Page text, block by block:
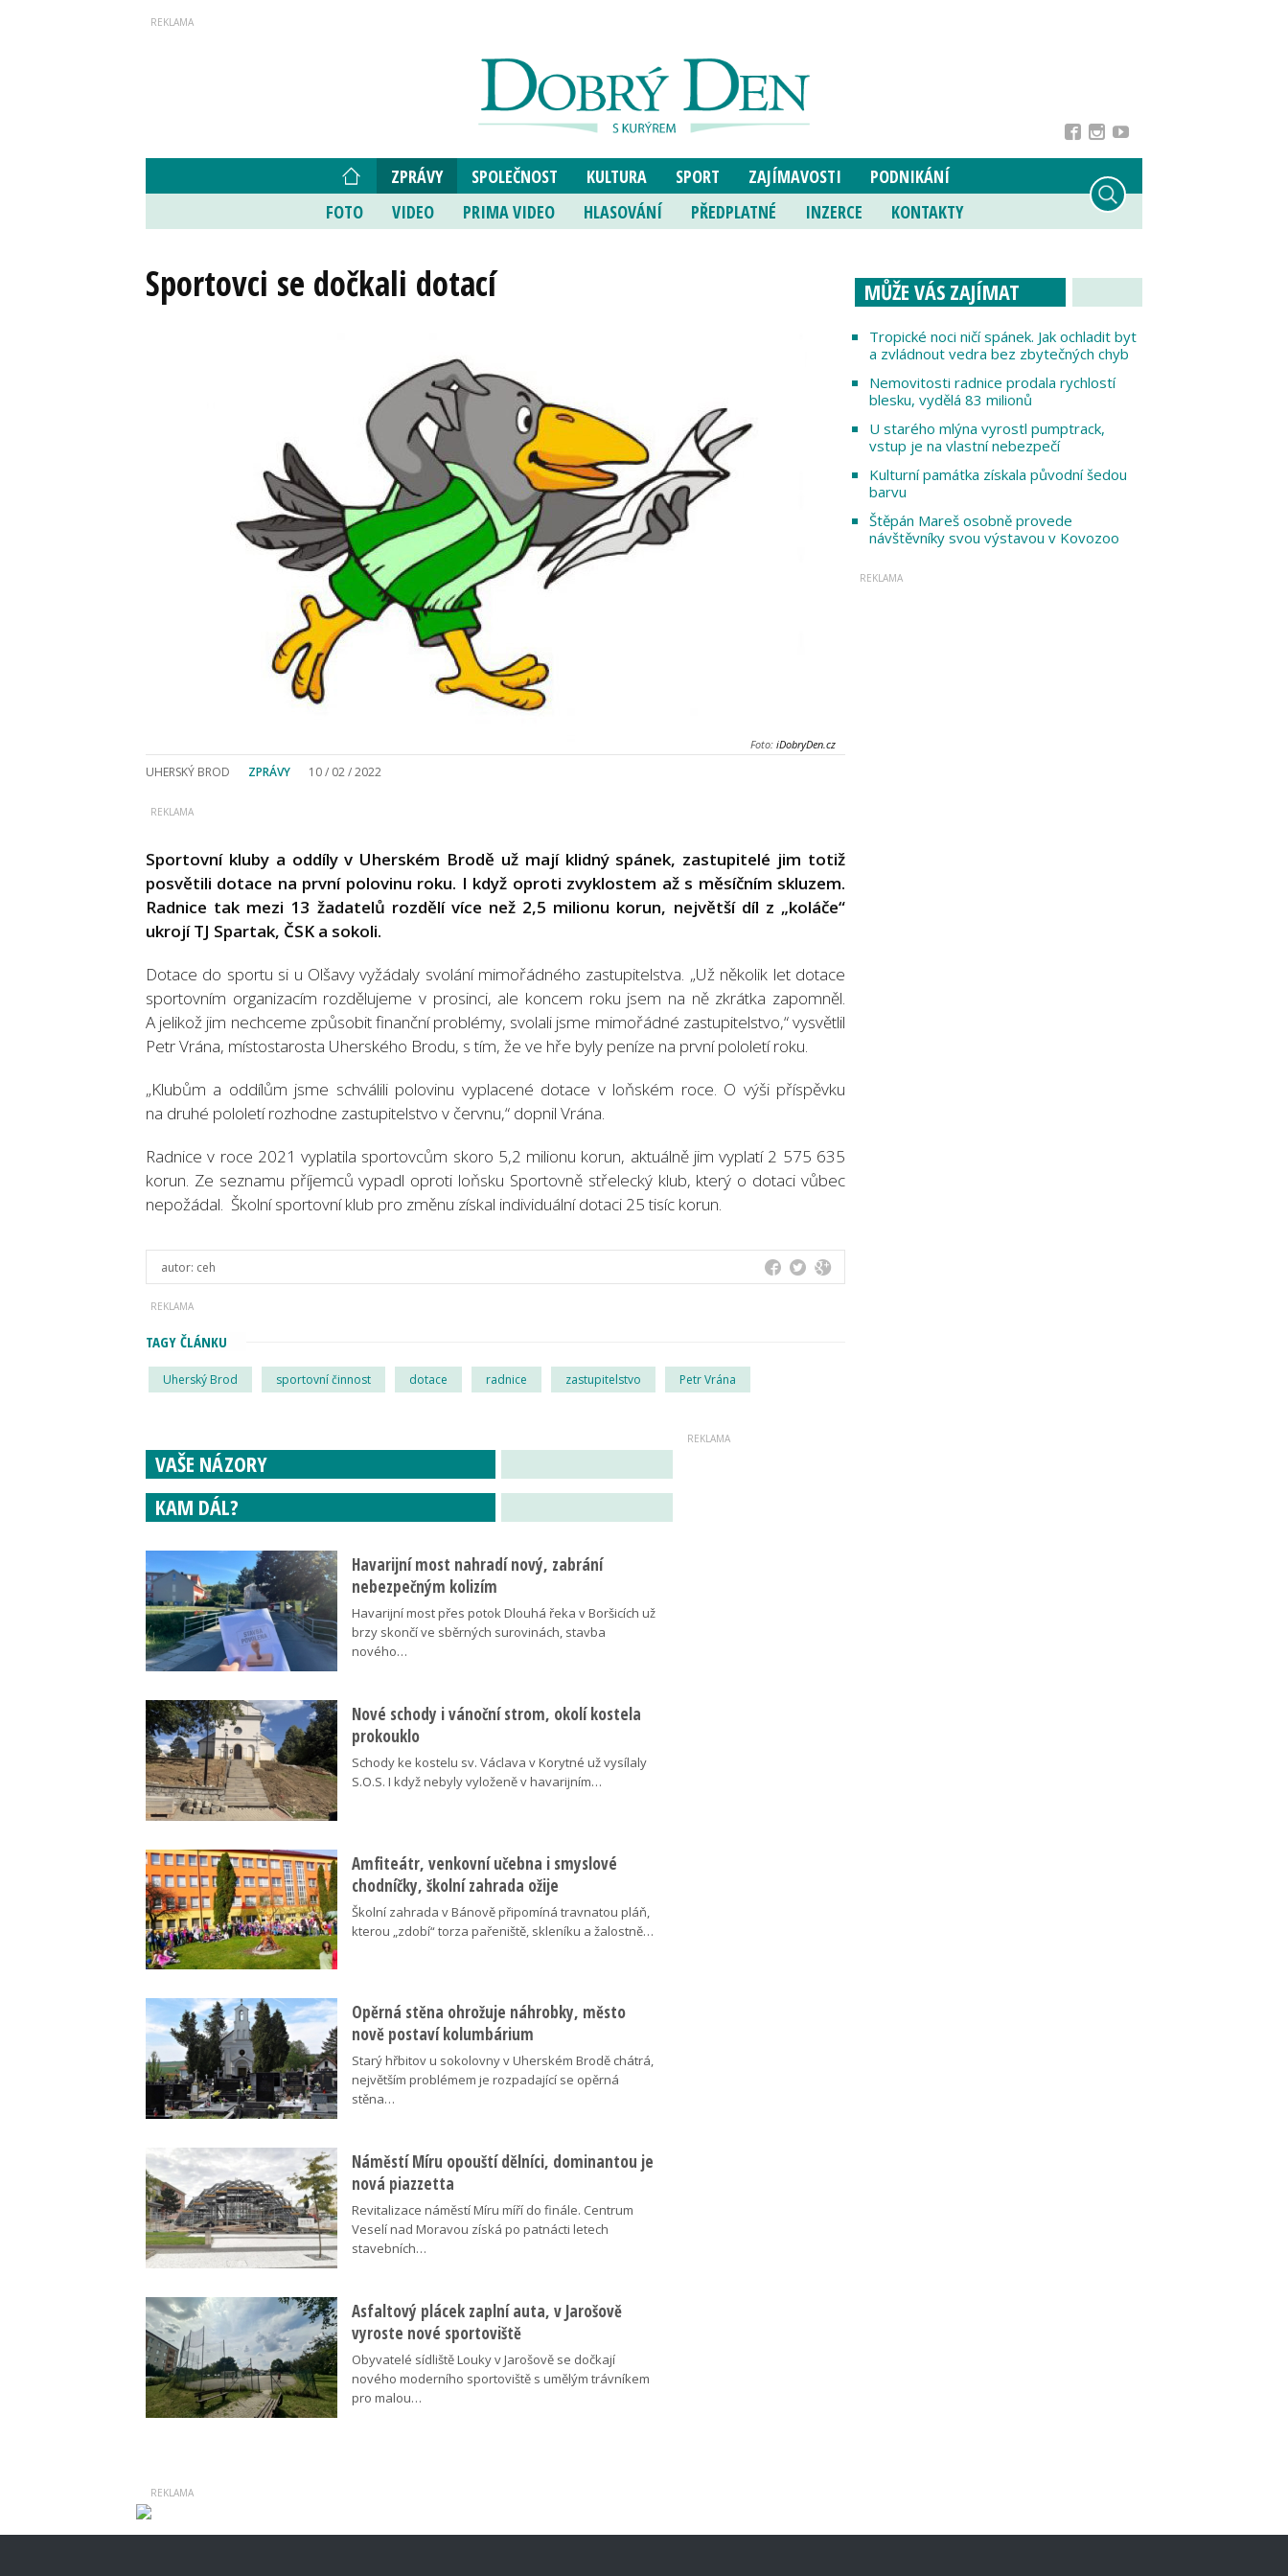
ZPRÁVY SPOLEČNOST KULTURA SPORT ZAJÍMAVOSTI
PODNIKÁNÍ
FOTO
VIDEO PRIMA VIDEO HLASOVÁNÍ PŘEDPLATNÉ INZERCE KONTAKTY
Sportovci se dočkali dotací
Foto: iDobryDen.cz
UHERSKÝ BROD ZPRÁVY 10 / 02 / 2022
Sportovní kluby a oddíly v Uherském Brodě už mají klidný spánek, zastupitelé jim totiž
posvětili dotace na první polovinu roku. I když oproti zvyklostem až s měsíčním skluzem.
Radnice tak mezi 13 žadatelů rozdělí více než 2,5 milionu korun, největší díl z „koláče“
ukrojí TJ Spartak, ČSK a sokoli.
Dotace do sportu si u Olšavy vyžádaly svolání mimořádného zastupitelstva. „Už několik let dotace
sportovním organizacím rozdělujeme v prosinci, ale koncem roku jsem na ně zkrátka zapomněl.
A jelikož jim nechceme způsobit finanční problémy, svolali jsme mimořádné zastupitelstvo,“ vysvětlil
Petr Vrána, místostarosta Uherského Brodu, s tím, že ve hře byly peníze na první pololetí roku.
„Klubům a oddílům jsme schválili polovinu vyplacené dotace v loňském roce. O výši příspěvku
na druhé pololetí rozhodne zastupitelstvo v červnu,“ dopnil Vrána.
Radnice v roce 2021 vyplatila sportovcům skoro 5,2 milionu korun, aktuálně jim vyplatí 2 575 635
korun. Ze seznamu příjemců vypadl oproti loňsku Sportovně střelecký klub, který o dotaci vůbec
nepožádal. Školní sportovní klub pro změnu získal individuální dotaci 25 tisíc korun.
autor: ceh
TAGY ČLÁNKU
Uherský Brod sportovní činnost dotace radnice zastupitelstvo Petr Vrána
MŮŽE VÁS ZAJÍMAT
Tropické noci ničí spánek. Jak ochladit byt
a zvládnout vedra bez zbytečných chyb
Nemovitosti radnice prodala rychlostí
blesku, vydělá 83 milionů
U starého mlýna vyrostl pumptrack,
vstup je na vlastní nebezpečí
Kulturní památka získala původní šedou
barvu
Štěpán Mareš osobně provede
návštěvníky svou výstavou v Kovozoo
VAŠE NÁZORY
KAM DÁL?
Havarijní most nahradí nový, zabrání
nebezpečným kolizím
Havarijní most přes potok Dlouhá řeka v Boršicích už
brzy skončí ve sběrných surovinách, stavba
nového…
Nové schody i vánoční strom, okolí kostela
prokouklo
Schody ke kostelu sv. Václava v Korytné už vysílaly
S.O.S. I když nebyly vyloženě v havarijním…
Amfiteátr, venkovní učebna i smyslové
chodníčky, školní zahrada ožije
Školní zahrada v Bánově připomíná travnatou pláň,
kterou „zdobí“ torza pařeniště, skleníku a žalostně…
Opěrná stěna ohrožuje náhrobky, město
nově postaví kolumbárium
Starý hřbitov u sokolovny v Uherském Brodě chátrá,
největším problémem je rozpadající se opěrná
stěna…
Náměstí Míru opouští dělníci, dominantou je
nová piazzetta
Revitalizace náměstí Míru míří do finále. Centrum
Veselí nad Moravou získá po patnácti letech
stavebních…
Asfaltový plácek zaplní auta, v Jarošově
vyroste nové sportoviště
Obyvatelé sídliště Louky v Jarošově se dočkají
nového moderního sportoviště s umělým trávníkem
pro malou…